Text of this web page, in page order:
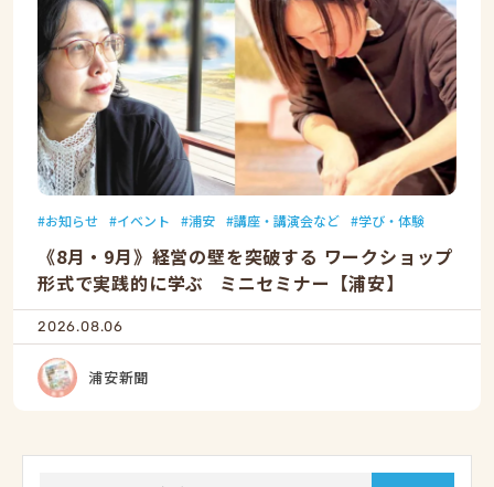
お知らせ イベント 浦安 講座・講演会など 学び・体験
《8月・9月》経営の壁を突破する ワークショップ
形式で実践的に学ぶ ミニセミナー【浦安】
2026.08.06
浦安新聞